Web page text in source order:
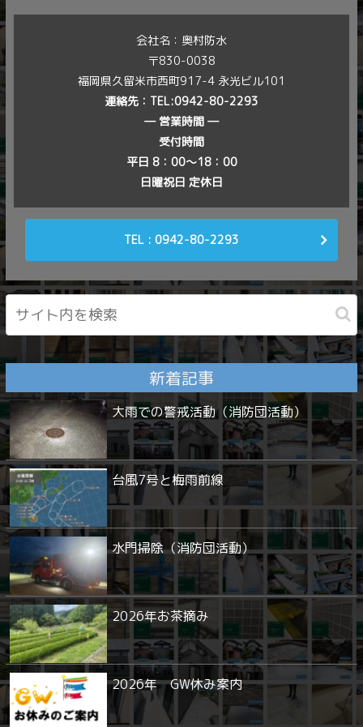
会社名：奥村防水
〒830-0038
福岡県久留米市西町917-4 永光ビル101
連絡先： TEL:0942-80-2293
― 営業時間 ―
受付時間
平日 8：00〜18：00
日曜祝日 定休日
TEL : 0942-80-2293
新着記事
大雨での警戒活動（消防団活動）
台風7号と梅雨前線
水門掃除（消防団活動）
2026年お茶摘み
2026年 GW休み案内